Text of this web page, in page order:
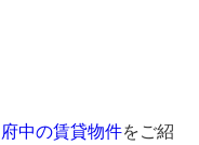
府中の賃貸物件をご紹